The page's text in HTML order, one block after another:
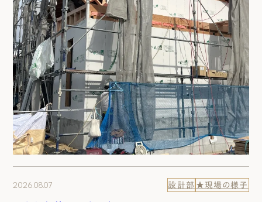
2026.08.07 設計部 ★現場の様子